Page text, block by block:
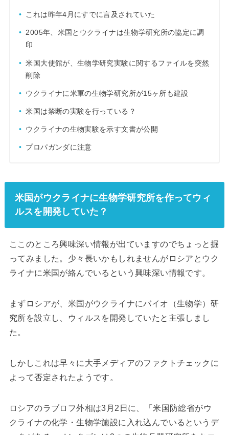
これは昨年4月にすでに言及されていた
2005年、米国とウクライナは生物学研究所の協定に調
印
米国大使館が、生物学研究実験に関するファイルを突然
削除
ウクライナに米軍の生物学研究所が15ヶ所も建設
米国は禁断の実験を行っている？
ウクライナの生物実験を示す文書が公開
プロパガンダに注意
米国がウクライナに生物学研究所を作ってウィ
ルスを開発していた？
ここのところ興味深い情報が出ていますのでちょっと掘
ってみました。少々長いかもしれませんがロシアとウク
ライナに米国が絡んでいるという興味深い情報です。
まずロシアが、米国がウクライナにバイオ（生物学）研
究所を設立し、ウィルスを開発していたと主張しまし
た。
しかしこれは早々に大手メディアのファクトチェックに
よって否定されたようです。
ロシアのラブロフ外相は3月2日に、「米国防総省がウ
クライナの化学・生物学施設に入れ込んでいるというデ